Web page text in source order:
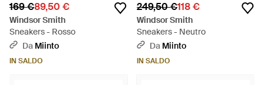
169 €89,50 €
Windsor Smith
Sneakers - Rosso
Da Miinto
IN SALDO
249,50 €118 €
Windsor Smith
Sneakers - Neutro
Da Miinto
IN SALDO